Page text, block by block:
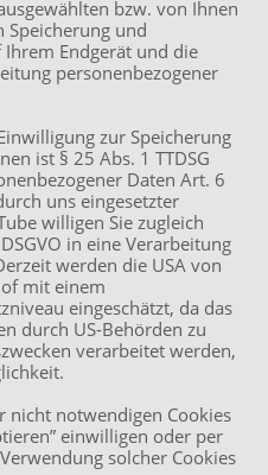
bzw. von Ihnen
Speicherung und
Endgerät und die
personenbezogener
zur Speicherung
ist § 25 Abs. 1 TTDSG
Daten Art. 6
uns eingesetzter
willigen Sie zugleich
in eine Verarbeitung
werden die USA von
mit einem
eingeschätzt, da das
durch US-Behörden zu
verarbeitet werden,
nicht notwendigen Cookies
einwilligen oder per
solcher Cookies